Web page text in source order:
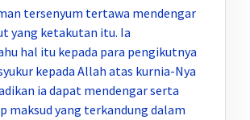
tersenyum tertawa mendengar
yang ketakutan itu. Ia
hal itu kepada para pengikutnya
kepada Allah atas kurnia-Nya
ia dapat mendengar serta
maksud yang terkandung dalam